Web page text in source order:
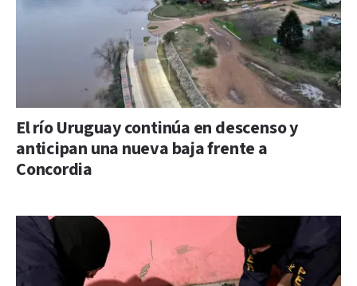
El río Uruguay continúa en descenso y
anticipan una nueva baja frente a
Concordia